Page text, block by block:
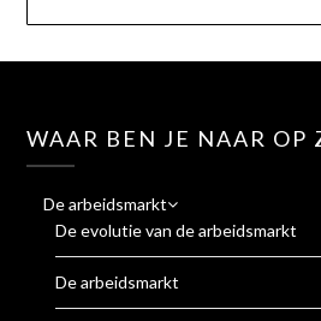
WAAR BEN JE NAAR OP
De arbeidsmarkt
De evolutie van de arbeidsmarkt
De arbeidsmarkt